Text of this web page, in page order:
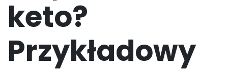
keto?
Przykładowy